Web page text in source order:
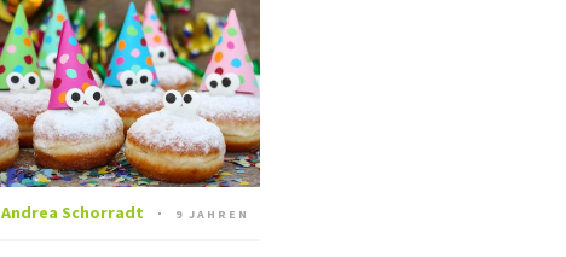
Andrea Schorradt 9 JAHREN